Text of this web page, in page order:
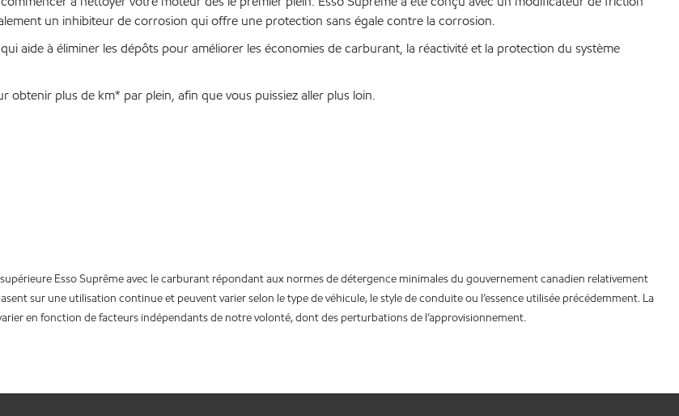
un inhibiteur de corrosion qui offre une protection sans égale contre la corrosion.
aide à éliminer les dépôts pour améliorer les économies de carburant, la réactivité et la protection du système
plus de km* par plein, afin que vous puissiez aller plus loin.
Esso Suprême avec le carburant répondant aux normes de détergence minimales du gouvernement canadien relativement
sur une utilisation continue et peuvent varier selon le type de véhicule, le style de conduite ou l’essence utilisée précédemment. La
en fonction de facteurs indépendants de notre volonté, dont des perturbations de l’approvisionnement.